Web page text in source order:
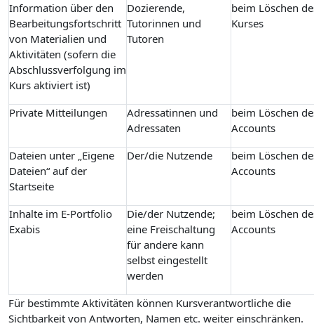
Information über den
Bearbeitungsfortschritt
von Materialien und
Aktivitäten (sofern die
Abschlussverfolgung im
Kurs aktiviert ist)
Dozierende,
Tutorinnen und
Tutoren
beim Löschen
Kurses
Private Mitteilungen
Adressatinnen und
Adressaten
beim Löschen
Accounts
Dateien unter „Eigene
Dateien“ auf der
Startseite
Der/die Nutzende
beim Löschen
Accounts
Inhalte im E-Portfolio
Exabis
Die/der Nutzende;
eine Freischaltung
für andere kann
selbst eingestellt
werden
beim Löschen
Accounts
Für bestimmte Aktivitäten können Kursverantwortliche die
Sichtbarkeit von Antworten, Namen etc. weiter einschränken.